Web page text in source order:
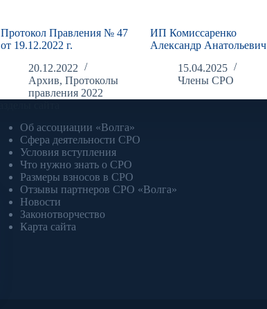
Протокол Правления № 47
от 19.12.2022 г.
20.12.2022
Архив,Протоколы
правления 2022
ИП Комиссаренко
Александр Анатольевич
15.04.2025
Члены СРО
Об ассоциации «Волга»
Сфера деятельности СРО
Условия вступления
Что нужно знать о СРО
Размеры взносов в СРО
Отзывы партнеров СРО «Волга»
Новости
Законотворчество
Карта сайта